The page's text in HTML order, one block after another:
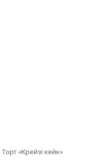
Торт «Крейзі кейк»